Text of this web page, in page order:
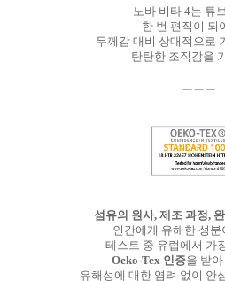
노바 비타 4는 튜
한 번 편직이 되
두께감 대비 상대적으로
탄탄한 조직감을
ㅡㅡㅡ
섬유의 원사, 제조 과정,
인간에게 유해한 성분
테스트 중 유럽에서 가
Oeko-Tex 인증을 받아
유해성에 대한 염려 없이 안